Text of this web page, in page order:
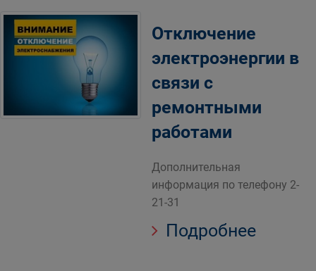
Отключение
электроэнергии в
связи с
ремонтными
работами
Дополнительная
информация по телефону 2-
21-31
Подробнее